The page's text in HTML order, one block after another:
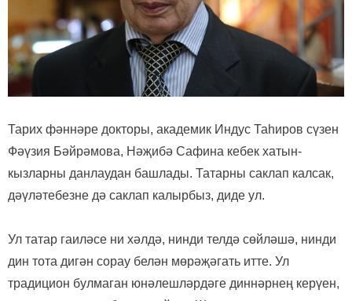
Тарих фәннәре докторы, академик Индус Таһиров сүзен
Фәүзия Бәйрәмова, Нәҗибә Сафина кебек хатын-
кызларны данлаудан башлады. Татарны саклап калсак,
дәүләтебезне дә саклап калырбыз, диде ул.
Ул татар гаиләсе ни хәлдә, нинди телдә сөйләшә, нинди
дин тота дигән сорау белән мөрәҗәгать итте. Ул
традицион булмаган юнәлешләрдәге диннәрнең керүен,